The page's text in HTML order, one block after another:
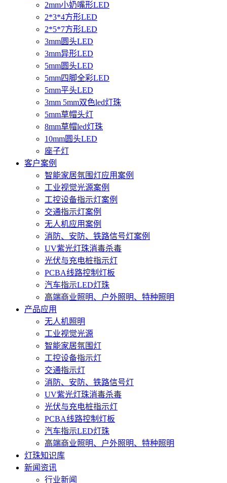
2mm小奶嘴形LED
2*3*4方形LED
2*5*7方形LED
3mm圆头LED
3mm异形LED
5mm圆头LED
5mm四脚全彩LED
5mm平头LED
3mm 5mm双色led灯珠
5mm草帽头灯
8mm草帽led灯珠
10mm圆头LED
座子灯
客户案例
智能家居氛围灯应用案例
工业视觉光源案例
工控设备指示灯案例
交通指示灯案例
无人机应用案例
消防、安防、铁路信号灯案例
UV紫光灯珠消毒杀毒
光伏与充电桩指示灯
PCBA线路控制灯板
汽车指示LED灯珠
高端商业照明、户外照明、特种照明
产品应用
无人机照明
工业视觉光源
智能家居氛围灯
工控设备指示灯
交通指示灯
消防、安防、铁路信号灯
UV紫光灯珠消毒杀毒
光伏与充电桩指示灯
PCBA线路控制灯板
汽车指示LED灯珠
高端商业照明、户外照明、特种照明
灯珠知识库
新闻资讯
行业新闻